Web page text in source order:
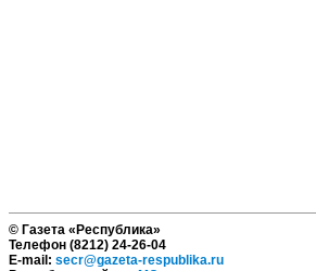
© Газета «Республика»
Телефон (8212) 24-26-04
E-mail: secr@gazeta-respublika.ru